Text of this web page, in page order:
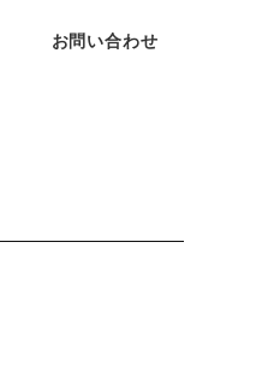
お問い合わせ